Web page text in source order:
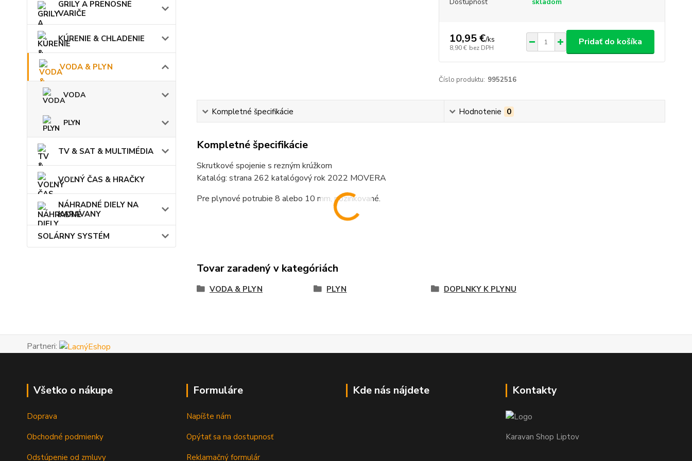
GRILY A PRENOSNÉ
VARIČE
KÚRENIE & CHLADENIE
VODA & PLYN
VODA
PLYN
TV & SAT & MULTIMÉDIA
VOĽNÝ ČAS & HRAČKY
NÁHRADNÉ DIELY NA
KARAVANY
SOLÁRNY SYSTÉM
10,95 €/ks
8,90 € bez DPH
Pridať do košíka
Číslo produktu: 9952516
Kompletné špecifikácie Hodnotenie 0
Kompletné špecifikácie
Skrutkové spojenie s rezným krúžkom
Katalóg: strana 262 katalógový rok 2022 MOVERA
Pre plynové potrubie 8 alebo 10 mm, pozinkované.
Tovar zaradený v kategóriách
VODA & PLYN PLYN DOPLNKY K PLYNU
Partneri:
Všetko o nákupe
Doprava
Obchodné podmienky
Odstúpenie od zmluvy
Formuláre
Napíšte nám
Opýtať sa na dostupnosť
Reklamačný formulár
Kde nás nájdete Kontakty
Karavan Shop Liptov